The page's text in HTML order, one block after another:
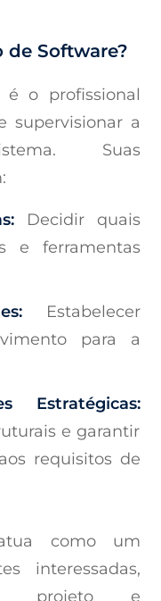
Software?
o profissional
supervisionar a
Suas
Decidir quais
e ferramentas
Estabelecer
para a
Estratégicas:
e garantir
requisitos de
como um
interessadas,
projeto e